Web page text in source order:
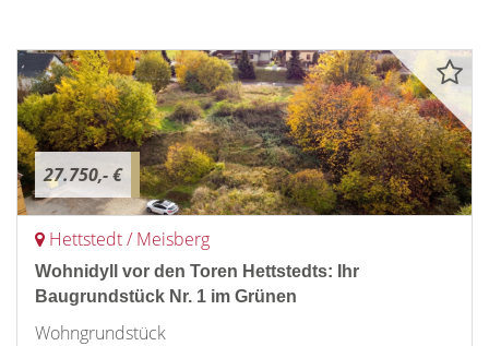
27.750,- €
Hettstedt / Meisberg
Wohnidyll vor den Toren Hettstedts: Ihr
Baugrundstück Nr. 1 im Grünen
Wohngrundstück